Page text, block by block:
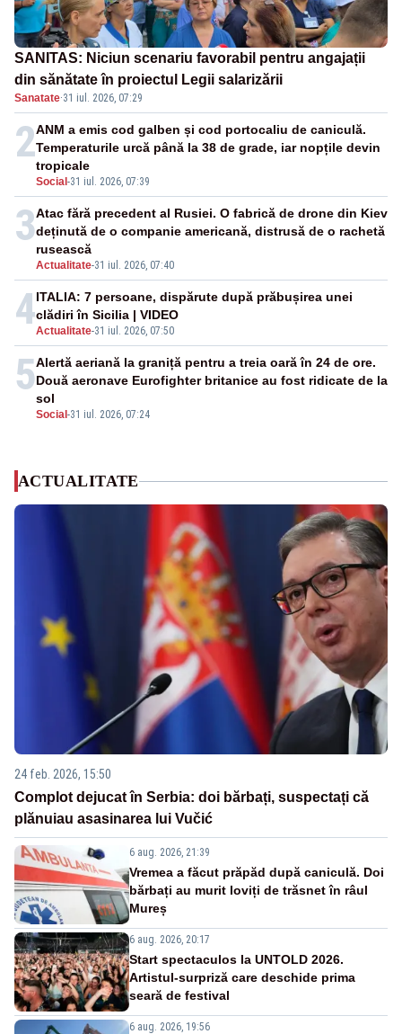
SANITAS: Niciun scenariu favorabil pentru angajații
din sănătate în proiectul Legii salarizării
Sanatate·31 iul. 2026, 07:29
2
Social -31 iul. 2026, 07:39
ANM a emis cod galben și cod portocaliu de caniculă.
Temperaturile urcă până la 38 de grade, iar nopțile devin
tropicale
3
Actualitate-31 iul. 2026, 07:40
Atac fără precedent al Rusiei. O fabrică de drone din Kiev
deținută de o companie americană, distrusă de o rachetă
rusească
4Actualitate-31 iul. 2026, 07:50
ITALIA: 7 persoane, dispărute după prăbușirea unei
clădiri în Sicilia | VIDEO
5
Social -31 iul. 2026, 07:24
Alertă aeriană la graniță pentru a treia oară în 24 de ore.
Două aeronave Eurofighter britanice au fost ridicate de la
sol
ACTUALITATE
24 feb. 2026, 15:50
Complot dejucat în Serbia: doi bărbați, suspectați că
plănuiau asasinarea lui Vučić
6 aug. 2026, 21:39
Vremea a făcut prăpăd după caniculă. Doi
bărbați au murit loviți de trăsnet în râul
Mureș
6 aug. 2026, 20:17
Start spectaculos la UNTOLD 2026.
Artistul-surpriză care deschide prima
seară de festival
6 aug. 2026, 19:56